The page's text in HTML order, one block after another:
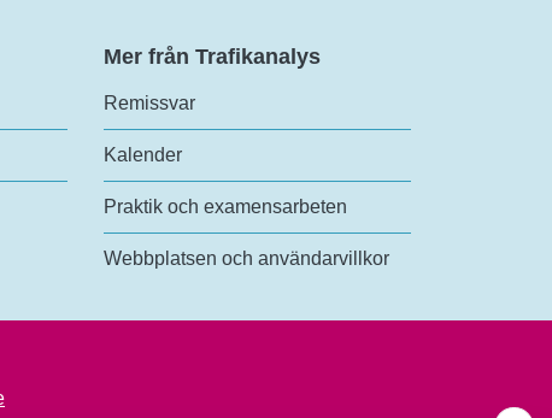
Mer från Trafikanalys
Remissvar
Kalender
Praktik och examensarbeten
Webbplatsen och användarvillkor